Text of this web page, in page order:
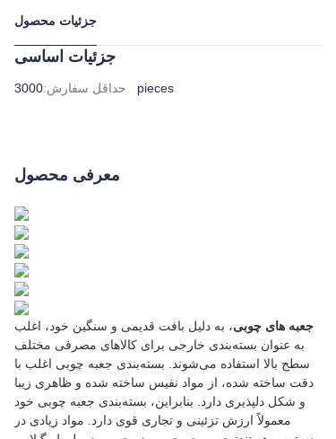
جزئیات محصول
جزئیات اساسی
حداقل سفارش: 3000 pieces
معرفی محصول
جعبه های چوبی، به دلیل بافت قدیمی و سنگین خود، اغلب
به عنوان بسته‌بندی خارجی برای کالاهای مصرفی مختلف
سطح بالا استفاده می‌شوند. بسته‌بندی جعبه چوبی اغلب با
دقت ساخته شده، از مواد نفیس ساخته شده و ظاهری زیبا
و شکل دلپذیری دارد. بنابراین، بسته‌بندی جعبه چوبی خود
معمولاً ارزش تزئینی و تجاری قوی دارد. مواد زیادی در